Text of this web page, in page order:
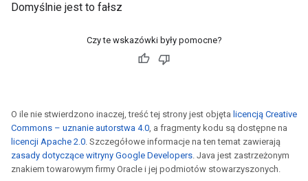
Domyślnie jest to fałsz
Czy te wskazówki były pomocne?
O ile nie stwierdzono inaczej, treść tej strony jest objęta licencją Creative
Commons – uznanie autorstwa 4.0, a fragmenty kodu są dostępne na
licencji Apache 2.0. Szczegółowe informacje na ten temat zawierają
zasady dotyczące witryny Google Developers. Java jest zastrzeżonym
znakiem towarowym firmy Oracle i jej podmiotów stowarzyszonych.